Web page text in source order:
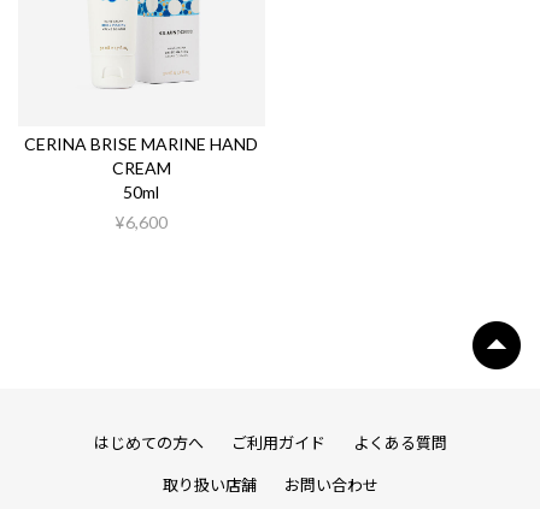
CERINA BRISE MARINE HAND
CREAM
50ml
¥6,600
はじめての方へ ご利用ガイド よくある質問
取り扱い店舗 お問い合わせ